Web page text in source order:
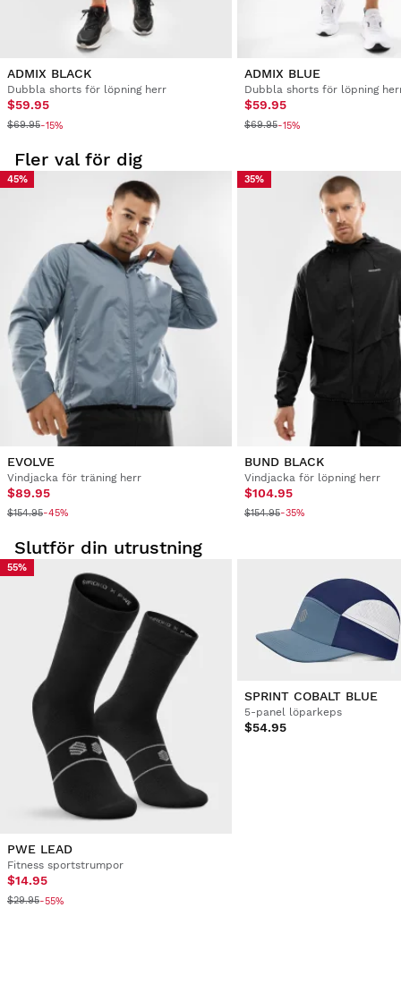
2 personer tyckte denna recension var hjälpsam
Var denna recension hjälpsam? tre år sedan
Bekräftad Kund
Eduardo Santos García
Windbreaker sports jacket for men Grand Marathon M
Det är bra för kvalitetsprisDet är bra för kvalitetspris
Var denna recension hjälpsam? Ja tre år sedan
Bekräftad Kund
Minggo Corputty
Windbreaker sports jacket for men Grand Marathon XXL
Bra produkt och mycket bra pris
2 personer tyckte denna recension var hjälpsam
Var denna recension hjälpsam? Dela tre år sedan
1 4
ADMIX BLACK
Dubbla shorts för löpning herr
$59.95
$69.95-15%
ADMIX BLUE
Dubbla shorts för löpning
$59.95
$69.95-15%
Fler val för dig
45%
EVOLVE
Vindjacka för träning herr
$89.95
$154.95-45%
35%
BUND BLACK
Vindjacka för löpning herr
$104.95
$154.95-35%
Slutför din utrustning
55%
PWE LEAD
Fitness sportstrumpor
$14.95
$29.95-55%
SPRINT COBALT BLUE
5-panel löparkeps
$54.95